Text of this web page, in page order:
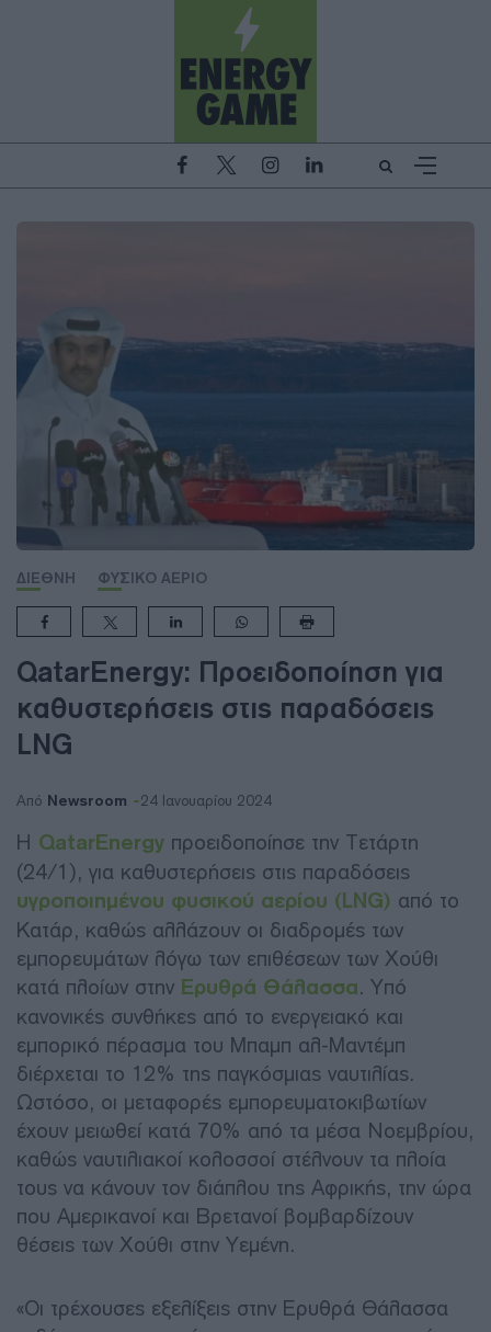
ΔΙΕΘΝΗ ΦΥΣΙΚΟ ΑΕΡΙΟ
QatarEnergy: Προειδοποίηση για
καθυστερήσεις στις παραδόσεις
LNG
Από Newsroom 24 Ιανουαρίου 2024
Η QatarEnergy προειδοποίησε την Τετάρτη
(24/1), για καθυστερήσεις στις παραδόσεις
υγροποιημένου φυσικού αερίου (LNG) από το
Κατάρ, καθώς αλλάζουν οι διαδρομές των
εμπορευμάτων λόγω των επιθέσεων των Χούθι
κατά πλοίων στην Ερυθρά Θάλασσα. Υπό
κανονικές συνθήκες από το ενεργειακό και
εμπορικό πέρασμα του Μπαμπ αλ-Μαντέμπ
διέρχεται το 12% της παγκόσμιας ναυτιλίας.
Ωστόσο, οι μεταφορές εμπορευματοκιβωτίων
έχουν μειωθεί κατά 70% από τα μέσα Νοεμβρίου,
καθώς ναυτιλιακοί κολοσσοί στέλνουν τα πλοία
τους να κάνουν τον διάπλου της Αφρικής, την ώρα
που Αμερικανοί και Βρετανοί βομβαρδίζουν
θέσεις των Χούθι στην Υεμένη.
«Οι τρέχουσες εξελίξεις στην Ερυθρά Θάλασσα